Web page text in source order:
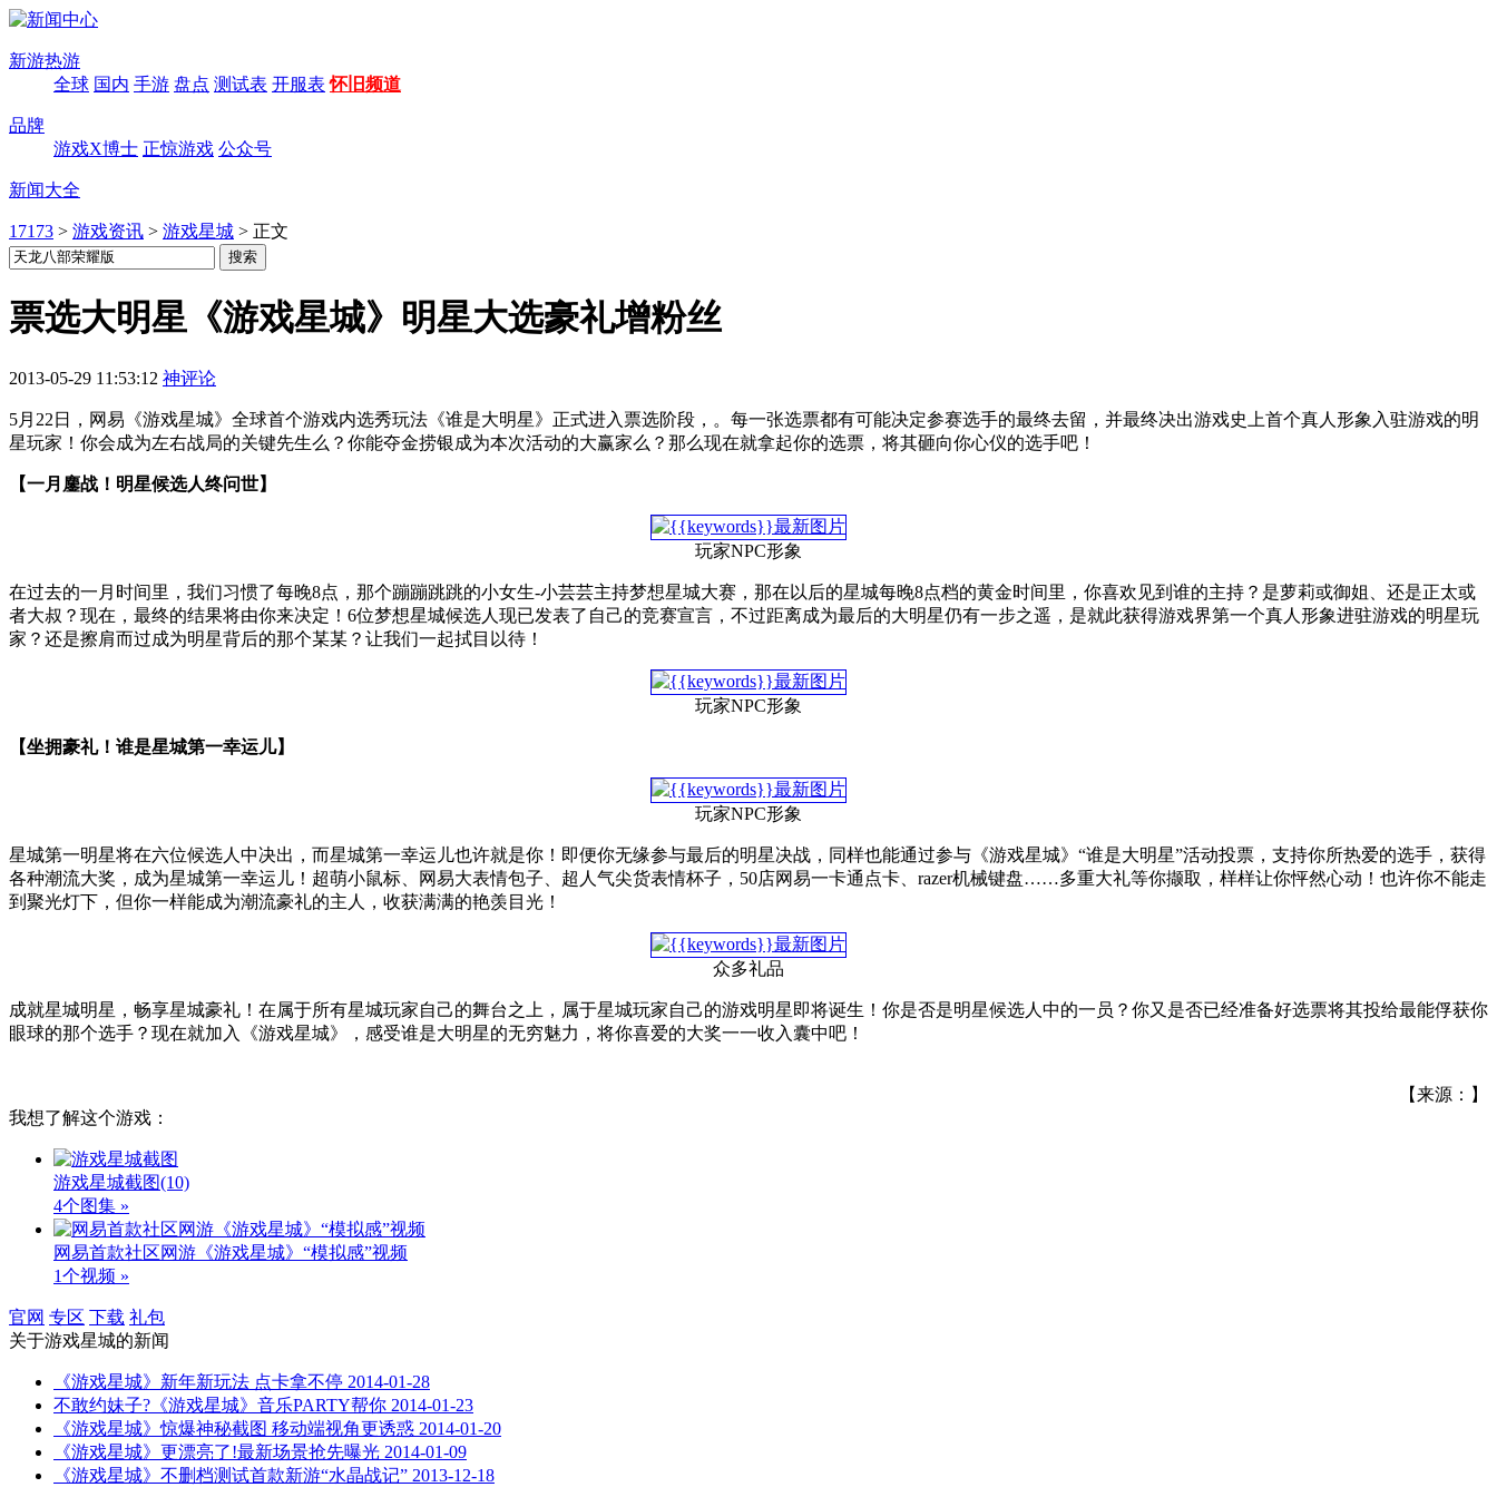
新游热游
全球 国内 手游 盘点 测试表 开服表 怀旧频道
品牌
游戏X博士 正惊游戏 公众号
新闻大全
17173 > 游戏资讯 > 游戏星城 > 正文
票选大明星《游戏星城》明星大选豪礼增粉丝
2013-05-29 11:53:12 神评论
5月22日，网易《游戏星城》全球首个游戏内选秀玩法《谁是大明星》正式进入票选阶段，。每一张选票都有可能决定参赛选手的最终去留，并最终决出游戏史上首个真人形象入驻游戏的明
星玩家！你会成为左右战局的关键先生么？你能夺金捞银成为本次活动的大赢家么？那么现在就拿起你的选票，将其砸向你心仪的选手吧！
【一月鏖战！明星候选人终问世】
玩家NPC形象
在过去的一月时间里，我们习惯了每晚8点，那个蹦蹦跳跳的小女生-小芸芸主持梦想星城大赛，那在以后的星城每晚8点档的黄金时间里，你喜欢见到谁的主持？是萝莉或御姐、还是正太或
者大叔？现在，最终的结果将由你来决定！6位梦想星城候选人现已发表了自己的竞赛宣言，不过距离成为最后的大明星仍有一步之遥，是就此获得游戏界第一个真人形象进驻游戏的明星玩
家？还是擦肩而过成为明星背后的那个某某？让我们一起拭目以待！
玩家NPC形象
【坐拥豪礼！谁是星城第一幸运儿】
玩家NPC形象
星城第一明星将在六位候选人中决出，而星城第一幸运儿也许就是你！即便你无缘参与最后的明星决战，同样也能通过参与《游戏星城》“谁是大明星”活动投票，支持你所热爱的选手，获得
各种潮流大奖，成为星城第一幸运儿！超萌小鼠标、网易大表情包子、超人气尖货表情杯子，50店网易一卡通点卡、razer机械键盘……多重大礼等你撷取，样样让你怦然心动！也许你不能走
到聚光灯下，但你一样能成为潮流豪礼的主人，收获满满的艳羡目光！
众多礼品
成就星城明星，畅享星城豪礼！在属于所有星城玩家自己的舞台之上，属于星城玩家自己的游戏明星即将诞生！你是否是明星候选人中的一员？你又是否已经准备好选票将其投给最能俘获你
眼球的那个选手？现在就加入《游戏星城》，感受谁是大明星的无穷魅力，将你喜爱的大奖一一收入囊中吧！
【来源：】
我想了解这个游戏：
游戏星城截图(10)
4个图集 »
网易首款社区网游《游戏星城》“模拟感”视频
1个视频 »
官网 专区 下载 礼包
关于游戏星城的新闻
《游戏星城》新年新玩法 点卡拿不停 2014-01-28
不敢约妹子?《游戏星城》音乐PARTY帮你 2014-01-23
《游戏星城》惊爆神秘截图 移动端视角更诱惑 2014-01-20
《游戏星城》更漂亮了!最新场景抢先曝光 2014-01-09
《游戏星城》不删档测试首款新游“水晶战记” 2013-12-18